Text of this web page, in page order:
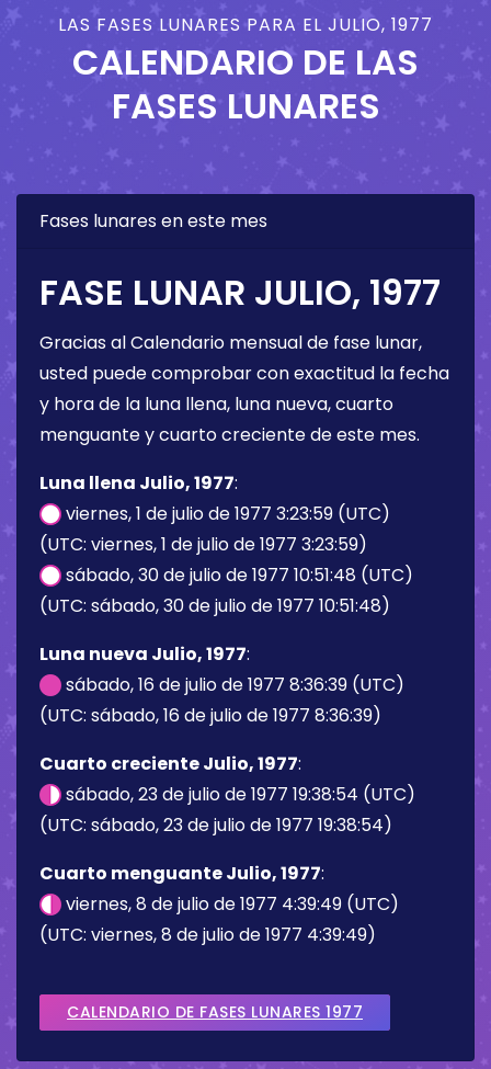
LAS FASES LUNARES PARA EL JULIO, 1977
CALENDARIO DE LAS
FASES LUNARES
Fases lunares en este mes
FASE LUNAR JULIO, 1977
Gracias al Calendario mensual de fase lunar,
usted puede comprobar con exactitud la fecha
y hora de la luna llena, luna nueva, cuarto
menguante y cuarto creciente de este mes.
Luna llena Julio, 1977:
viernes, 1 de julio de 1977 3:23:59 (UTC)
(UTC: viernes, 1 de julio de 1977 3:23:59)
sábado, 30 de julio de 1977 10:51:48 (UTC)
(UTC: sábado, 30 de julio de 1977 10:51:48)
Luna nueva Julio, 1977:
sábado, 16 de julio de 1977 8:36:39 (UTC)
(UTC: sábado, 16 de julio de 1977 8:36:39)
Cuarto creciente Julio, 1977:
sábado, 23 de julio de 1977 19:38:54 (UTC)
(UTC: sábado, 23 de julio de 1977 19:38:54)
Cuarto menguante Julio, 1977:
viernes, 8 de julio de 1977 4:39:49 (UTC)
(UTC: viernes, 8 de julio de 1977 4:39:49)
CALENDARIO DE FASES LUNARES 1977